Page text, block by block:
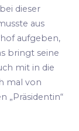
dieser
aus
aufgeben,
bringt seine
mit in die
mal von
„Präsidentin“